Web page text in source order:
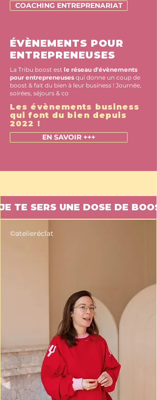
COACHING ENTREPRENARIAT
ÉVÈNEMENTS POUR
ENTREPRENEUSES
La Tribu boost est le réseau d'évènements
pour entrepreneuses qui donne un coup de
boost & fait du bien à leur business ! Journée,
soirées, séjours & co
Les évènements business
qui font du bien depuis
2022 !
EN SAVOIR +++
JE TE SERS UNE DOSE DE
©atelieréclat